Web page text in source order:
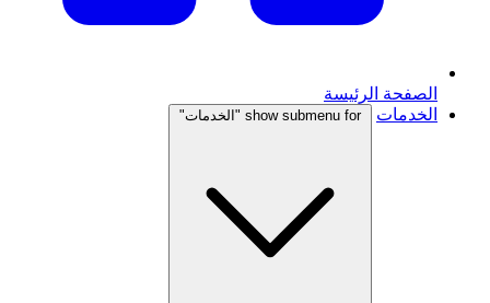
الصفحة الرئيسة
الخدمات
show submenu for "الخدمات"